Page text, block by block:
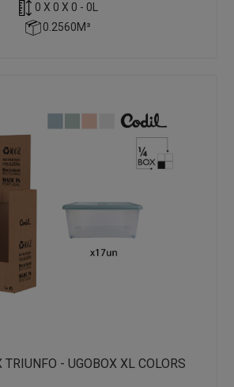
0 X 0 X 0 - 0L
0.2560M³
- UGOBOX XL COLORS